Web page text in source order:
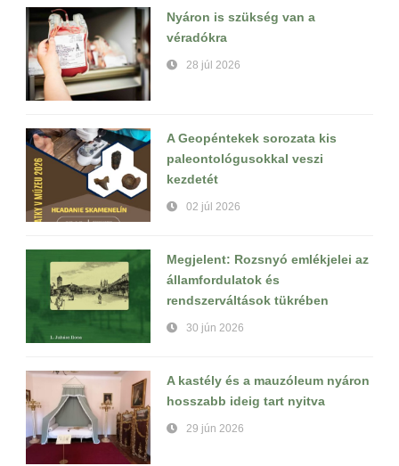
Nyáron is szükség van a
véradókra
28 júl 2026
A Geopéntekek sorozata kis
paleontológusokkal veszi
kezdetét
02 júl 2026
Megjelent: Rozsnyó emlékjelei az
államfordulatok és
rendszerváltások tükrében
30 jún 2026
A kastély és a mauzóleum nyáron
hosszabb ideig tart nyitva
29 jún 2026